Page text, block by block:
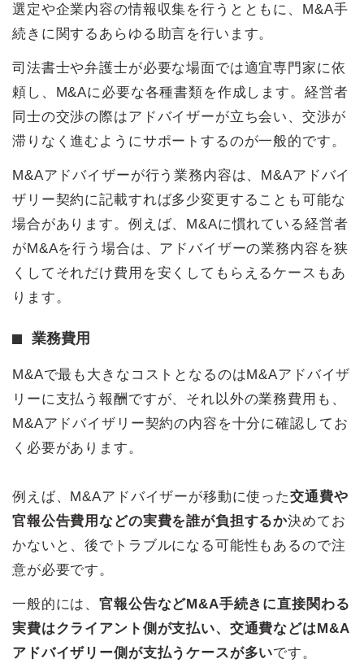
選定や企業内容の情報収集を行うとともに、M&A手
続きに関するあらゆる助言を行います。
司法書士や弁護士が必要な場面では適宜専門家に依
頼し、M&Aに必要な各種書類を作成します。経営者
同士の交渉の際はアドバイザーが立ち会い、交渉が
滞りなく進むようにサポートするのが一般的です。
M&Aアドバイザーが行う業務内容は、M&Aアドバイ
ザリー契約に記載すれば多少変更することも可能な
場合があります。例えば、M&Aに慣れている経営者
がM&Aを行う場合は、アドバイザーの業務内容を狭
くしてそれだけ費用を安くしてもらえるケースもあ
ります。
業務費用
M&Aで最も大きなコストとなるのはM&Aアドバイザ
リーに支払う報酬ですが、それ以外の業務費用も、
M&Aアドバイザリー契約の内容を十分に確認してお
く必要があります。
例えば、M&Aアドバイザーが移動に使った交通費や
官報公告費用などの実費を誰が負担するか決めてお
かないと、後でトラブルになる可能性もあるので注
意が必要です。
一般的には、官報公告などM&A手続きに直接関わる
実費はクライアント側が支払い、交通費などはM&A
アドバイザリー側が支払うケースが多いです。